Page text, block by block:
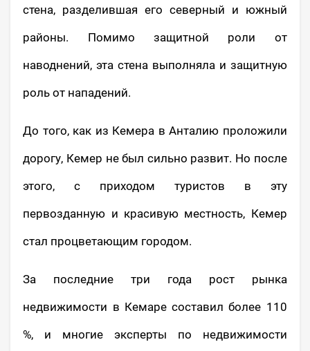
стена, разделившая его северный и южный
районы. Помимо защитной роли от
наводнений, эта стена выполняла и защитную
роль от нападений.
До того, как из Кемера в Анталию проложили
дорогу, Кемер не был сильно развит. Но после
этого, с приходом туристов в эту
первозданную и красивую местность, Кемер
стал процветающим городом.
За последние три года рост рынка
недвижимости в Кемаре составил более 110
%, и многие эксперты по недвижимости